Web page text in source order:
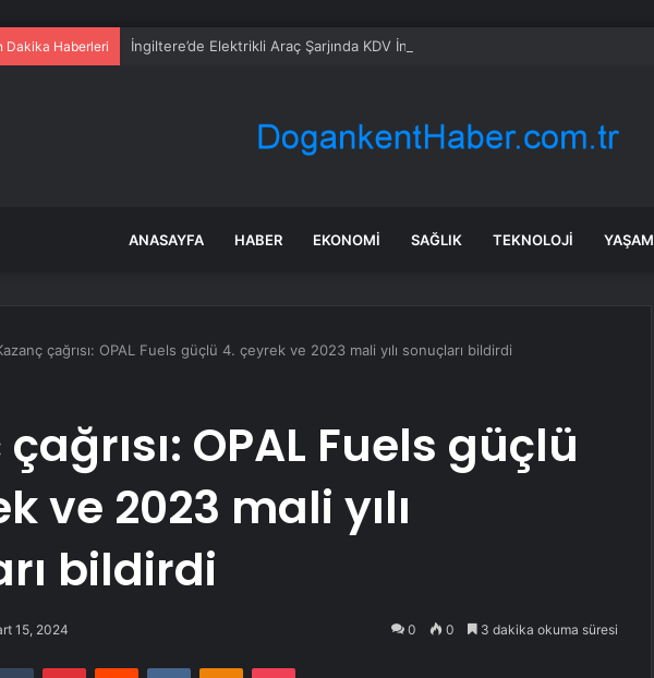
Dakika Haberleri İngiltere’de Elektrikli Araç Şarjında KDV İndirimi: Tasarruf Vaadi Tartışmalı
ANASAYFA HABER EKONOMI SAĞLIK TEKNOLOJI YAŞAM
çağrısı: OPAL Fuels güçlü 4. çeyrek ve 2023 mali yılı sonuçları bildirdi
OPAL Fuels güçlü
ve 2023 mali yılı
bildirdi
15, 2024 0 0 3 dakika okuma süresi
Tumblr PinterestReddit VKontakteOdnoklassniki
Pocket